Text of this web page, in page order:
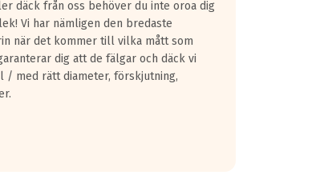
däck från oss behöver du inte oroa dig
Vi har nämligen den bredaste
när det kommer till vilka mått som
dig att de fälgar och däck vi
/ med rätt diameter, förskjutning,